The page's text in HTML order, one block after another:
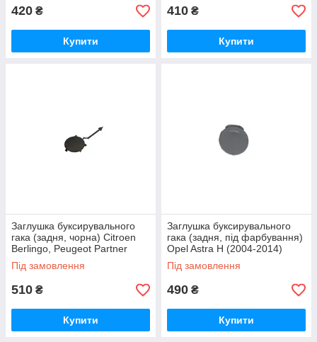
420 ₴
Купити
410 ₴
Купити
Заглушка буксирувального
гака (задня, чорна) Citroen
Berlingo, Peugeot Partner
(2008-2012) Blic
Під замовлення
510 ₴
Купити
Заглушка буксирувального
гака (задня, під фарбування)
Opel Astra H (2004-2014)
(хетчбек) Blic
Під замовлення
490 ₴
Купити